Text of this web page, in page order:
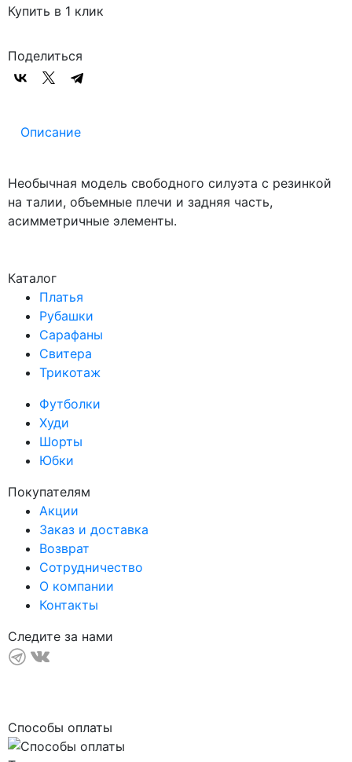
Купить в 1 клик
Поделиться
Описание
Необычная модель свободного силуэта с резинкой
на талии, объемные плечи и задняя часть,
асимметричные элементы.
Каталог
Платья
Рубашки
Сарафаны
Свитера
Трикотаж
Футболки
Худи
Шорты
Юбки
Покупателям
Акции
Заказ и доставка
Возврат
Сотрудничество
О компании
Контакты
Следите за нами
Способы оплаты